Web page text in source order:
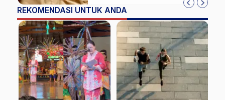
REKOMENDASI UNTUK ANDA